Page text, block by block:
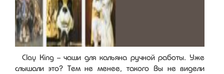
Clay King - чаши для кальяна ручной работы. Уже
слышали это? Тем не менее, такого Вы не видели